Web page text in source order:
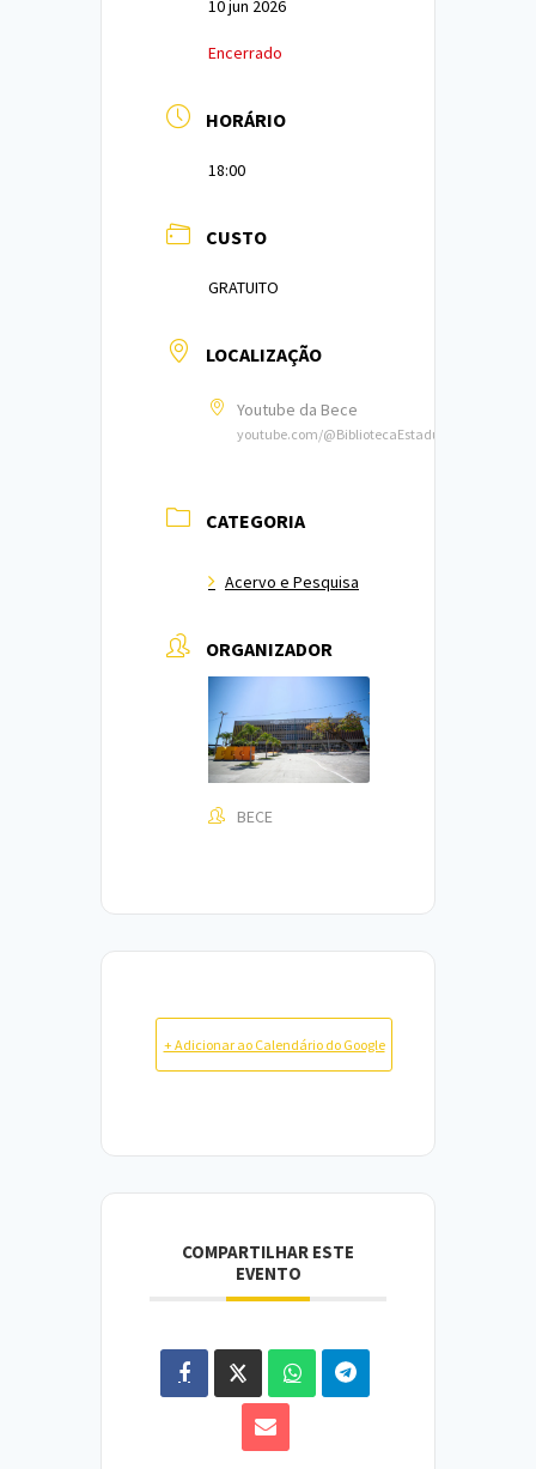
10 jun 2026
Encerrado
HORÁRIO
18:00
CUSTO
GRATUITO
LOCALIZAÇÃO
Youtube da Bece
youtube.com/@BibliotecaEstadualdoCeara
CATEGORIA
Acervo e Pesquisa
ORGANIZADOR
BECE
+ Adicionar ao Calendário do Google
COMPARTILHAR ESTE
EVENTO